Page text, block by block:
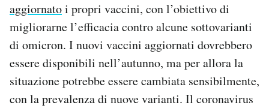
aggiornatoi propri vaccini, con l’obiettivo di
migliorarne l’efficacia contro alcune sottovarianti
di omicron. I nuovi vaccini aggiornati dovrebbero
essere disponibili nell’autunno, ma per allora la
situazione potrebbe essere cambiata sensibilmente,
con la prevalenza di nuove varianti. Il coronavirus